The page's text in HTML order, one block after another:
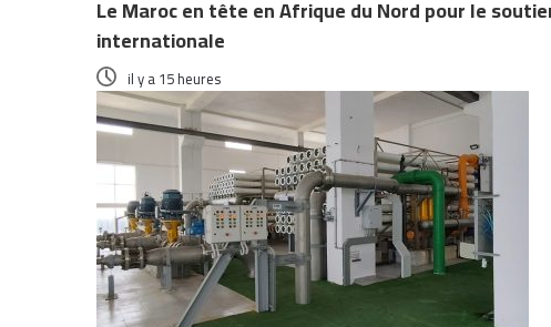
Le Maroc en tête en Afrique du Nord pour le
internationale
il y a 15 heures